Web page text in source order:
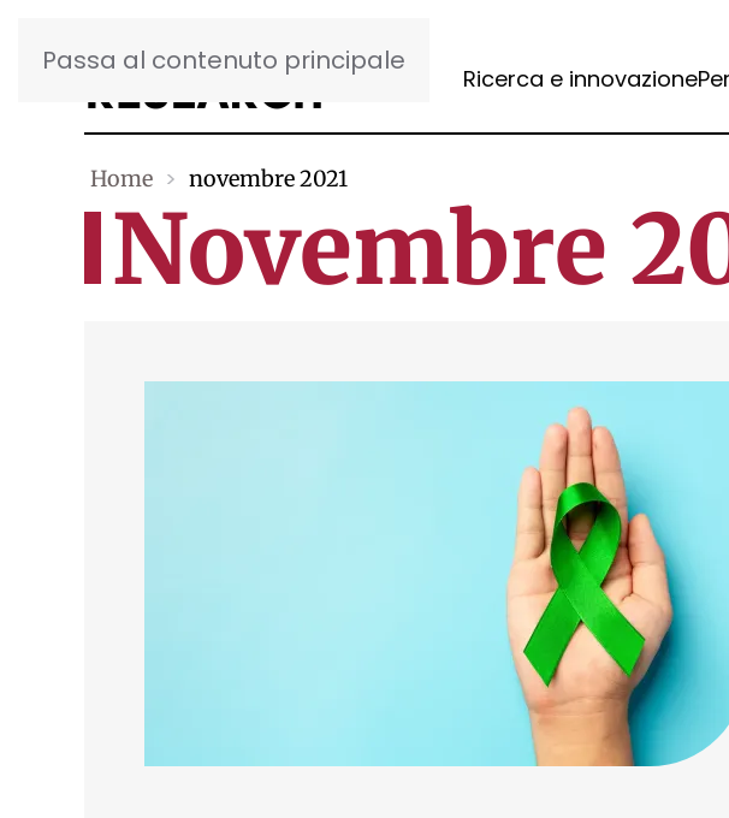
Passa al contenuto principale
Ricerca e innovazione
Home novembre 2021
Novembre